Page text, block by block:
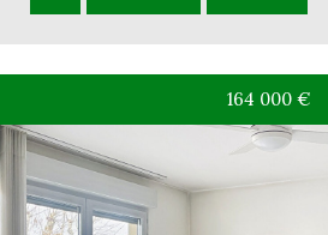
164 000 €